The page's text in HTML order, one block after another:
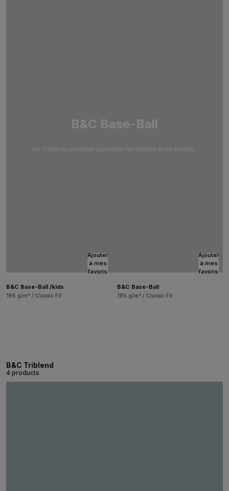
B&C Base-Ball
Un T-shirt au contraste sport pour les adultes et les enfants.
Ajouter
à mes
favoris
B&C Base-Ball /kids
185 g/m² / Classic Fit
Ajouter
à mes
favoris
B&C Base-Ball
185 g/m² / Classic Fit
B&C Triblend
4 products